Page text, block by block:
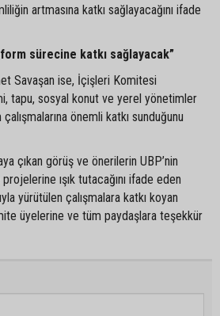
artmasına katkı sağlayacağını ifade
sürecine katkı sağlayacak”
Savaşan ise, İçişleri Komitesi
tapu, sosyal konut ve yerel yönetimler
önemli katkı sunduğunu
çıkan görüş ve önerilerin UBP’nin
ışık tutacağını ifade eden
yürütülen çalışmalara katkı koyan
üyelerine ve tüm paydaşlara teşekkür